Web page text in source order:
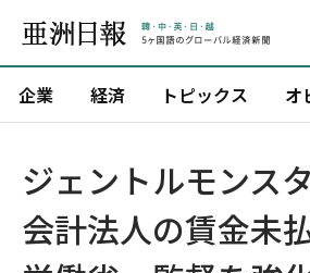
企業 経済 トピックス オ
ジェントルモンス
会計法人の賃金未